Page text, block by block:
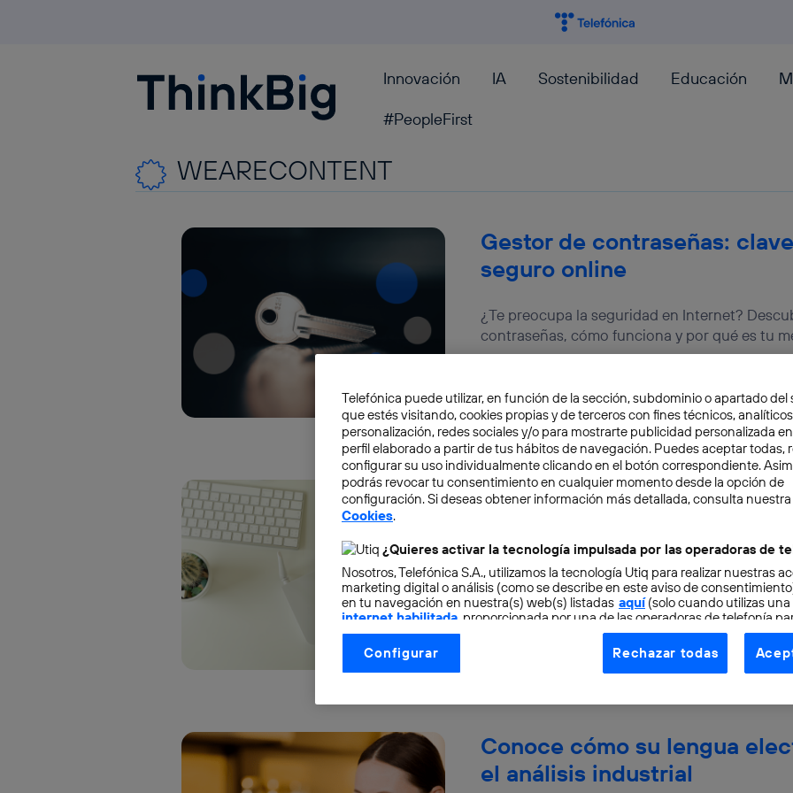
Blogthinkbig.com Innovación IA Sostenibilidad Educación
#PeopleFirst
WEARECONTENT
Gestor de contraseñas:
seguro online
¿Te preocupa la seguridad en Internet?
contraseñas, cómo funciona y por qué es tu
Explora cómo el WiFi 7
El WiFi 7 llega para mejorar tus entornos.
aumenta la velocidad de tu conexión de forma
Moncho Terol
Conoce cómo su lengua
el análisis industrial
Telefónica puede utilizar, en función de la sección, subdominio o apartado del
que estés visitando, cookies propias y de terceros con fines técnicos,
personalización, redes sociales y/o para mostrarte publicidad personalizada
perfil elaborado a partir de tus hábitos de navegación. Puedes aceptar todas,
configurar su uso individualmente clicando en el botón correspondiente.
podrás revocar tu consentimiento en cualquier momento desde la opción de
configuración. Si deseas obtener información más detallada, consulta nuestra
Cookies.
¿Quieres activar la tecnología impulsada por las operadoras de
Nosotros, Telefónica S.A., utilizamos la tecnología Utiq para realizar nuestras
marketing digital o análisis (como se describe en este aviso de
en tu navegación en nuestra(s) web(s) listadas aquí(solo cuando utilizas una
internet habilitada , proporcionada por una de las operadoras de telefonía
otorgas tu consentimiento en cada página web).
La tecnología Utiq está diseñada con la privacidad como prioridad
control.
vinculada a la conexión que utilizas (p. ej., número de teléfono móvil).
Este identificador se asigna a la conexión de internet, por lo que cualquier
conecte su dispositivo y consienta el uso de la tecnología recibirá el mismo
Típicamente:
Configurar Rechazar todas